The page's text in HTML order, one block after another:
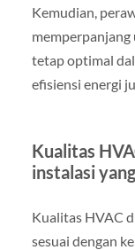
Kemudian,
memperpanjang
tetap optimal
efisiensi energi
Kualitas
instalasi
Kualitas HVAC
sesuai dengan